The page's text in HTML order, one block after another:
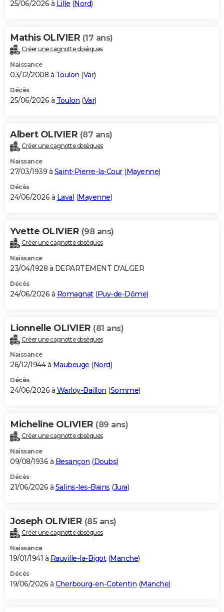
25/06/2026 à Lille (Nord)
Mathis OLIVIER (17 ans)
Créer une cagnotte obsèques
Naissance
03/12/2008 à Toulon (Var)
Décès
25/06/2026 à Toulon (Var)
Albert OLIVIER (87 ans)
Créer une cagnotte obsèques
Naissance
27/03/1939 à Saint-Pierre-la-Cour(Mayenne)
Décès
24/06/2026 à Laval (Mayenne)
Yvette OLIVIER (98 ans)
Créer une cagnotte obsèques
Naissance
23/04/1928 à DEPARTEMENT D'ALGER
Décès
24/06/2026 à Romagnat(Puy-de-Dôme)
Lionnelle OLIVIER (81 ans)
Créer une cagnotte obsèques
Naissance
26/12/1944 à Maubeuge (Nord)
Décès
24/06/2026 à Warloy-Baillon (Somme)
Micheline OLIVIER (89 ans)
Créer une cagnotte obsèques
Naissance
09/08/1936 à Besançon (Doubs)
Décès
21/06/2026 à Salins-les-Bains (Jura)
Joseph OLIVIER (85 ans)
Créer une cagnotte obsèques
Naissance
19/01/1941 à Rauville-la-Bigot(Manche)
Décès
19/06/2026 à Cherbourg-en-Cotentin (Manche)